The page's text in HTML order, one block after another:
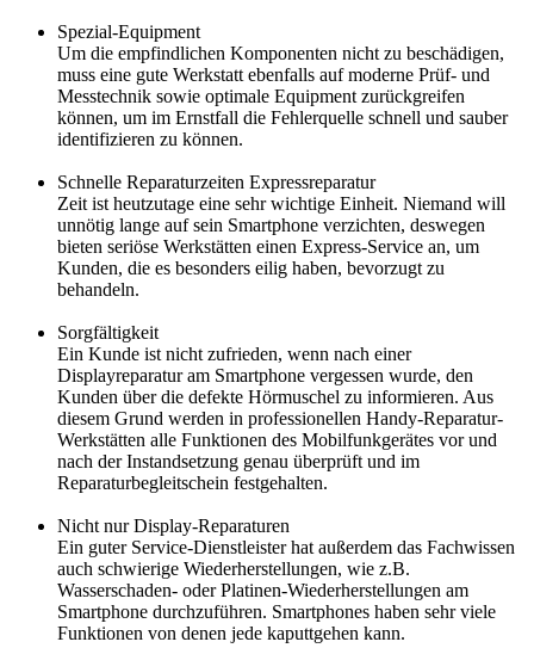
Spezial-Equipment
Um die empfindlichen Komponenten nicht zu beschädigen,
muss eine gute Werkstatt ebenfalls auf moderne Prüf- und
Messtechnik sowie optimale Equipment zurückgreifen
können, um im Ernstfall die Fehlerquelle schnell und sauber
identifizieren zu können.
Schnelle Reparaturzeiten Expressreparatur
Zeit ist heutzutage eine sehr wichtige Einheit. Niemand will
unnötig lange auf sein Smartphone verzichten, deswegen
bieten seriöse Werkstätten einen Express-Service an, um
Kunden, die es besonders eilig haben, bevorzugt zu
behandeln.
Sorgfältigkeit
Ein Kunde ist nicht zufrieden, wenn nach einer
Displayreparatur am Smartphone vergessen wurde, den
Kunden über die defekte Hörmuschel zu informieren. Aus
diesem Grund werden in professionellen Handy-Reparatur-
Werkstätten alle Funktionen des Mobilfunkgerätes vor und
nach der Instandsetzung genau überprüft und im
Reparaturbegleitschein festgehalten.
Nicht nur Display-Reparaturen
Ein guter Service-Dienstleister hat außerdem das Fachwissen
auch schwierige Wiederherstellungen, wie z.B.
Wasserschaden- oder Platinen-Wiederherstellungen am
Smartphone durchzuführen. Smartphones haben sehr viele
Funktionen von denen jede kaputtgehen kann.